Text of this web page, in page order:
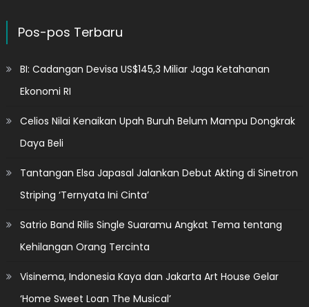
Pos-pos Terbaru
BI: Cadangan Devisa US$145,3 Miliar Jaga Ketahanan
Ekonomi RI
Celios Nilai Kenaikan Upah Buruh Belum Mampu Dongkrak
Daya Beli
Tantangan Elsa Japasal Jalankan Debut Akting di Sinetron
Striping ‘Ternyata Ini Cinta’
Satrio Band Rilis Single Suaramu Angkat Tema tentang
Kehilangan Orang Tercinta
Visinema, Indonesia Kaya dan Jakarta Art House Gelar
‘Home Sweet Loan The Musical’